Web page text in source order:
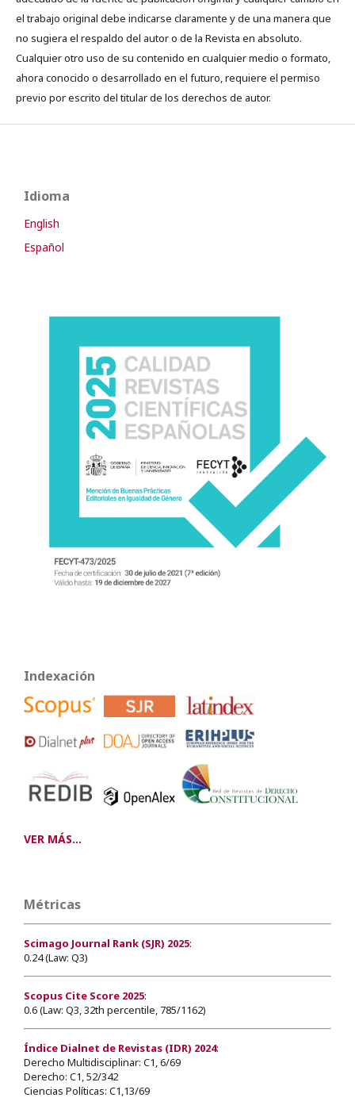
el trabajo original debe indicarse claramente y de una manera que
no sugiera el respaldo del autor o de la Revista en absoluto.
Cualquier otro uso de su contenido en cualquier medio o formato,
ahora conocido o desarrollado en el futuro, requiere el permiso
previo por escrito del titular de los derechos de autor.
Idioma
English
Español
Indexación
VER MÁS...
Métricas
Scimago Journal Rank (SJR) 2025:
0.24 (Law: Q3)
Scopus Cite Score 2025:
0.6 (Law: Q3, 32th percentile, 785/1162)
Índice Dialnet de Revistas (IDR) 2024:
Derecho Multidisciplinar: C1, 6/69
Derecho: C1, 52/342
Ciencias Políticas: C1,13/69